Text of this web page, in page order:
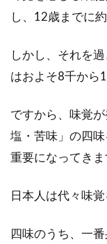
し、12歳までに
しかし、それを
はおよそ8千から
ですから、味覚
塩・苦味」の四
重要になってきま
日本人は代々味
四味のうち、一